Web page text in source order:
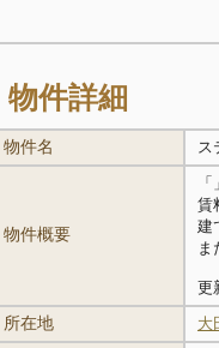
物件詳細
物件名 ス
物件概要
「
賃
建
ま
更
所在地 大